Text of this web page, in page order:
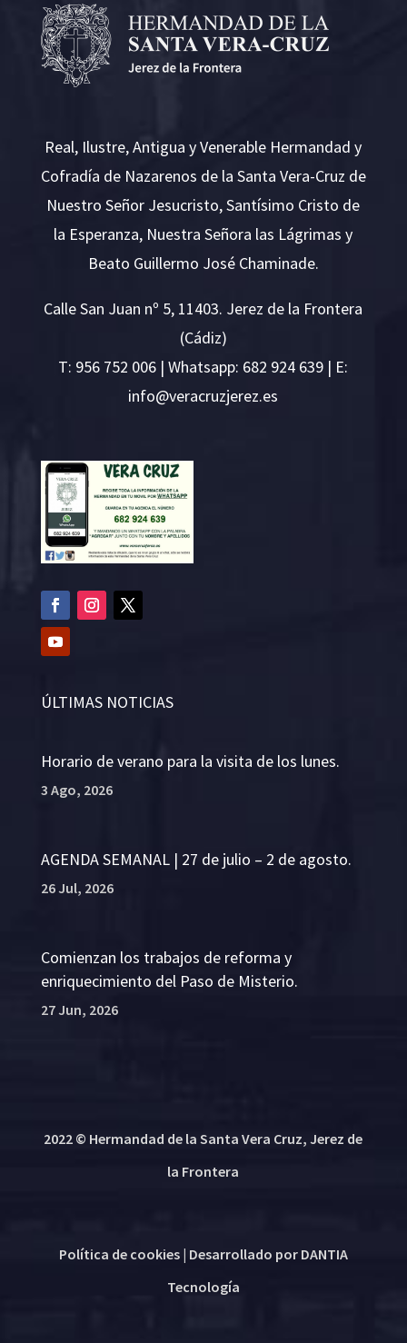
Real, Ilustre, Antigua y Venerable Hermandad y
Cofradía de Nazarenos de la Santa Vera-Cruz de
Nuestro Señor Jesucristo, Santísimo Cristo de
la Esperanza, Nuestra Señora las Lágrimas y
Beato Guillermo José Chaminade.
Calle San Juan nº 5, 11403. Jerez de la Frontera
(Cádiz)
T: 956 752 006 | Whatsapp: 682 924 639 | E:
se.ze
rejzu
rcare
v@ofn
i
ÚLTIMAS NOTICIAS
Horario de verano para la visita de los lunes.
3 Ago, 2026
AGENDA SEMANAL | 27 de julio – 2 de agosto.
26 Jul, 2026
Comienzan los trabajos de reforma y
enriquecimiento del Paso de Misterio.
27 Jun, 2026
2022 © Hermandad de la Santa Vera Cruz, Jerez de
la Frontera
Política de cookies| Desarrollado por DANTIA
Tecnología